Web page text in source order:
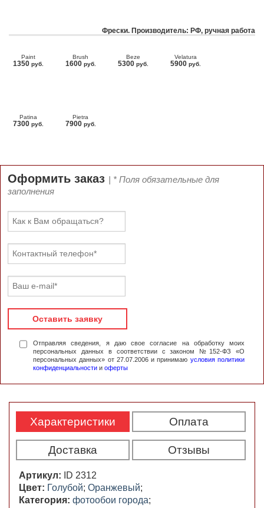
Фрески. Производитель: РФ, ручная работа
Paint
1350 руб.
Brush
1600 руб.
Beze
5300 руб.
Velatura
5900 руб.
Patina
7300 руб.
Pietra
7900 руб.
Оформить заказ | * Поля обязательные для
заполнения
Оставить заявку
Отправляя сведения, я даю свое согласие на обработку моих
персональных данных в соответствии с законом №152-ФЗ «О
персональных данных» от 27.07.2006 и принимаю условия политики
конфиденциальности и оферты
Характеристики Оплата
Доставка Отзывы
Артикул:
ID 2312
Цвет: Голубой; Оранжевый;
Категория: фотообои города;